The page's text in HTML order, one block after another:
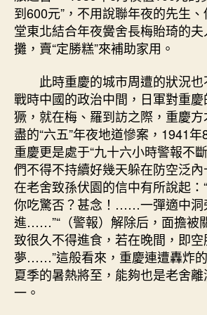
到600元”，不用說聯年夜的先生
堂東北結合年夜黌舍長梅貽琦的
攤，賣“定勝糕”來補助家用。
此時重慶的城市周遭的狀況
戰時中國的政治中間，日軍對重
獗，就在梅、羅到訪之際，重慶
盡的“六五”年夜地道慘案，1941年
重慶更是處于“九十六小時警報不
們不得不持續好幾天躲在防空泛
在老舍致孫伏園的信中有所說起：
你吃驚否？甚念！……一彈適中洞
進……”“（警報）解除后，面擔
致很久不得進食，若在晚間，即
夢……”這般看來，重慶連遭轟炸
夏季的暑熱將至，能夠也是老舍
一。